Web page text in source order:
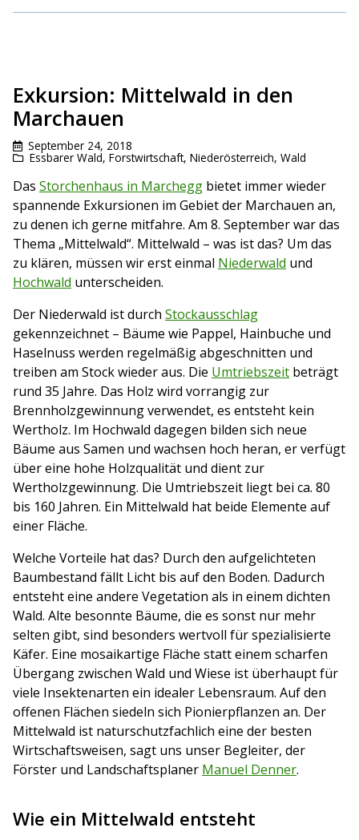
Exkursion: Mittelwald in den
Marchauen
September 24, 2018
Essbarer Wald, Forstwirtschaft, Niederösterreich, Wald
Das Storchenhaus in Marchegg bietet immer wieder
spannende Exkursionen im Gebiet der Marchauen an,
zu denen ich gerne mitfahre. Am 8. September war das
Thema „Mittelwald“. Mittelwald – was ist das? Um das
zu klären, müssen wir erst einmal Niederwald und
Hochwald unterscheiden.
Der Niederwald ist durch Stockausschlag
gekennzeichnet – Bäume wie Pappel, Hainbuche und
Haselnuss werden regelmäßig abgeschnitten und
treiben am Stock wieder aus. Die Umtriebszeit beträgt
rund 35 Jahre. Das Holz wird vorrangig zur
Brennholzgewinnung verwendet, es entsteht kein
Wertholz. Im Hochwald dagegen bilden sich neue
Bäume aus Samen und wachsen hoch heran, er verfügt
über eine hohe Holzqualität und dient zur
Wertholzgewinnung. Die Umtriebszeit liegt bei ca. 80
bis 160 Jahren. Ein Mittelwald hat beide Elemente auf
einer Fläche.
Welche Vorteile hat das? Durch den aufgelichteten
Baumbestand fällt Licht bis auf den Boden. Dadurch
entsteht eine andere Vegetation als in einem dichten
Wald. Alte besonnte Bäume, die es sonst nur mehr
selten gibt, sind besonders wertvoll für spezialisierte
Käfer. Eine mosaikartige Fläche statt einem scharfen
Übergang zwischen Wald und Wiese ist überhaupt für
viele Insektenarten ein idealer Lebensraum. Auf den
offenen Flächen siedeln sich Pionierpflanzen an. Der
Mittelwald ist naturschutzfachlich eine der besten
Wirtschaftsweisen, sagt uns unser Begleiter, der
Förster und Landschaftsplaner Manuel Denner.
Wie ein Mittelwald entsteht